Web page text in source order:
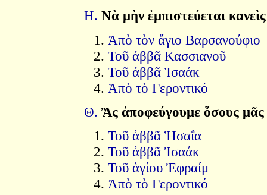
Η. Νὰ μὴν ἐμπιστεύεται
Ἀπὸ τὸν ἅγιο Βαρσανούφιο
Τοῦ ἀββᾶ Κασσιανοῦ
Τοῦ ἀββᾶ Ἰσαάκ
Ἀπὸ τὸ Γεροντικό
Θ. Ἂς ἀποφεύγουμε ὅσους μᾶς
Τοῦ ἀββᾶ Ἡσαΐα
Τοῦ ἀββᾶ Ἰσαάκ
Τοῦ ἁγίου Ἐφραίμ
Ἀπὸ τὸ Γεροντικό